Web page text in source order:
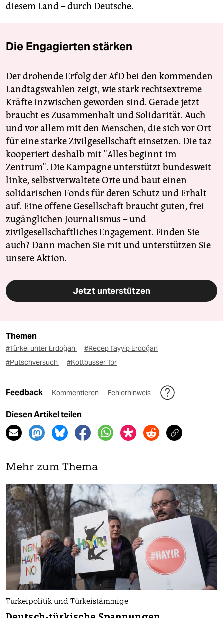
diesem Land – durch Deutsche.
Die Engagierten stärken
Der drohende Erfolg der AfD bei den kommenden
Landtagswahlen zeigt, wie stark rechtsextreme
Kräfte inzwischen geworden sind. Gerade jetzt
braucht es Zusammenhalt und Solidarität. Auch
und vor allem mit den Menschen, die sich vor Ort
für eine starke Zivilgesellschaft einsetzen. Die taz
kooperiert deshalb mit "Alles beginnt im
Zentrum". Die Kampagne unterstützt bundesweit
linke, selbstverwaltete Orte und baut einen
solidarischen Fonds für deren Schutz und Erhalt
auf. Eine offene Gesellschaft braucht guten, frei
zugänglichen Journalismus – und
zivilgesellschaftliches Engagement. Finden Sie
auch? Dann machen Sie mit und unterstützen Sie
unsere Aktion.
Jetzt unterstützen
Themen
#Türkei unter Erdoğan
#Recep Tayyip Erdoğan
#Putschversuch
#Kottbusser Tor
Feedback Kommentieren Fehlerhinweis
Diesen Artikel teilen
Mehr zum Thema
Türkeipolitik und Türkeistämmige